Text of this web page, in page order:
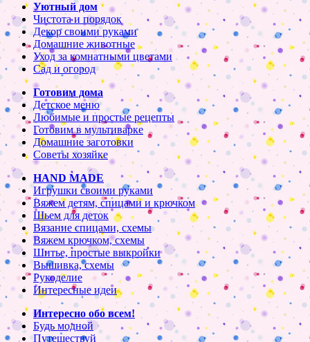
Уютный дом
Чистота и порядок
Декор своими руками
Домашние животные
Уход за комнатными цветами
Сад и огород
Готовим дома
Детское меню
Любимые и простые рецепты
Готовим в мультиварке
Домашние заготовки
Советы хозяйке
HAND MADE
Игрушки своими руками
Вяжем детям, спицами и крючком
Шьем для деток
Вязание спицами, схемы
Вяжем крючком, схемы
Шитье, простые выкройки
Вышивка, схемы
Рукоделие
Интересные идеи
Интересно обо всем!
Будь модной
Путешествуй